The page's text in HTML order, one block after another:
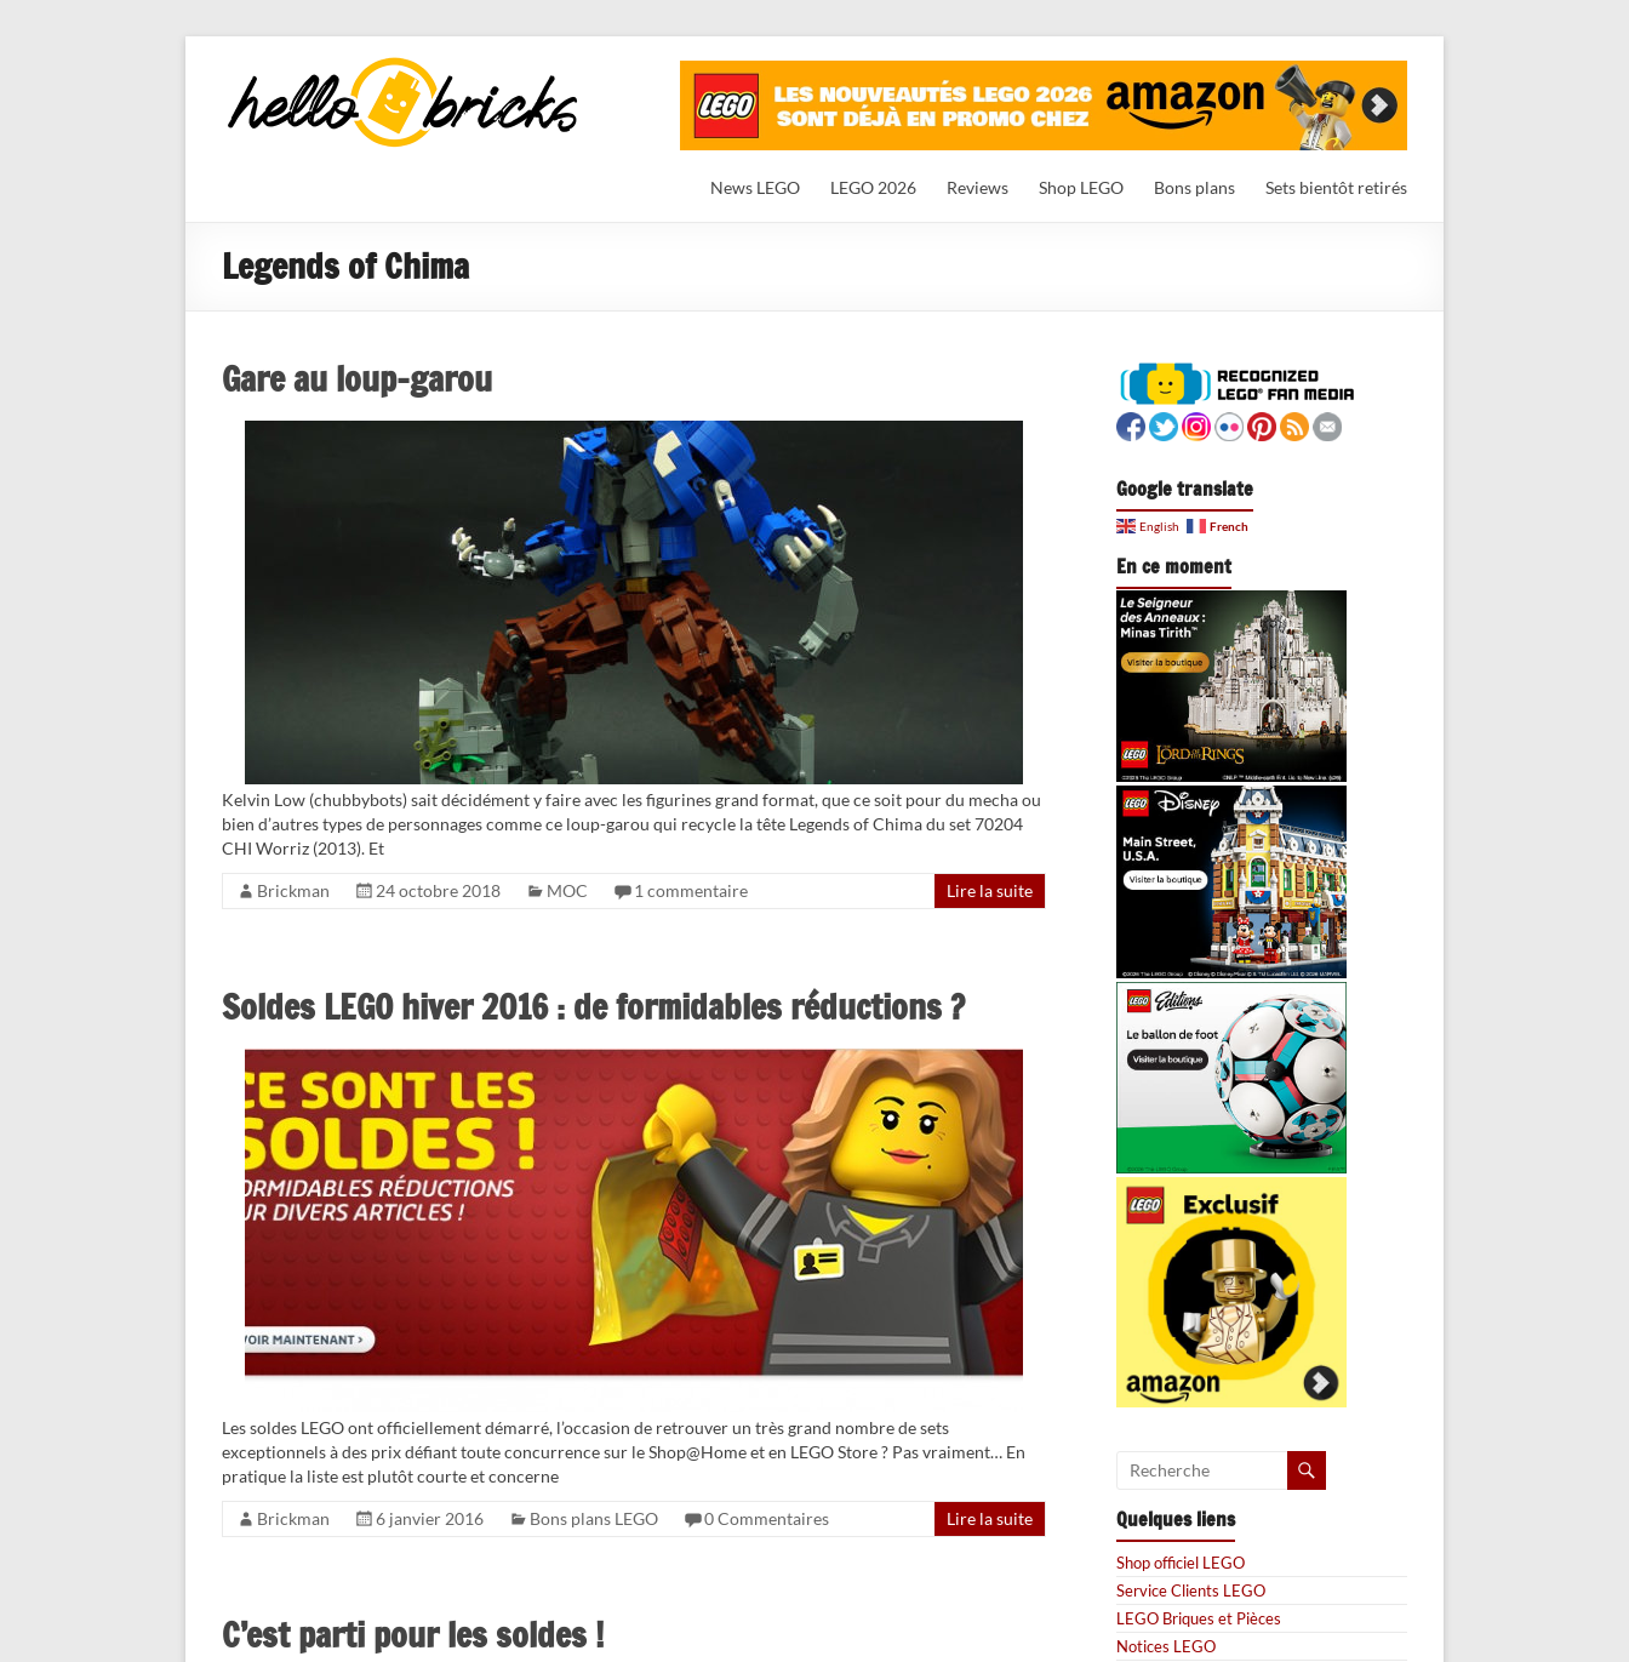
HelloBricks
Blog LEGO,
nouveaut�s
News LEGO LEGO 2026 Reviews Shop LEGO Bons plans Sets bientôt retirés
Legends of Chima
Gare au loup-garou
Kelvin Low (chubbybots) sait décidément y faire avec les figurines grand format, que ce soit pour du mecha ou
bien d’autres types de personnages comme ce loup-garou qui recycle la tête Legends of Chima du set 70204
CHI Worriz (2013). Et
Brickman 24 octobre 2018 MOC 1 commentaire Lire la suite
Soldes LEGO hiver 2016 : de formidables réductions ?
Les soldes LEGO ont officiellement démarré, l’occasion de retrouver un très grand nombre de sets
exceptionnels à des prix défiant toute concurrence sur le Shop@Home et en LEGO Store ? Pas vraiment… En
pratique la liste est plutôt courte et concerne
Brickman 6 janvier 2016 Bons plans LEGO 0 Commentaires Lire la suite
C’est parti pour les soldes !
Google translate
English French
En ce moment
Quelques liens
Shop officiel LEGO
Service Clients LEGO
LEGO Briques et Pièces
Notices LEGO